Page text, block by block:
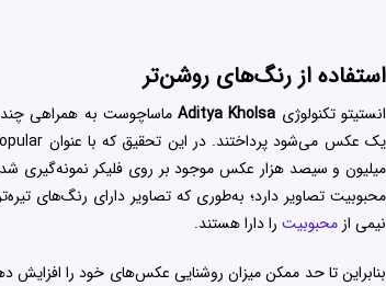
استفاده از رنگ‌های روشن‌تر
انستیتو تکنولوژی Aditya Kholsaماساچوست به همراهی
میلیون و سیصد هزار عکس موجود بر روی فلیکر نمونه‌گیری
محبوبیت تصاویر دارد؛ به‌طوری ‌که تصاویر دارای رنگ‌های
نیمی از محبوبیت را دارا هستند.
بنابراین تا حد ممکن میزان روشنایی عکس‌های خود را افزایش